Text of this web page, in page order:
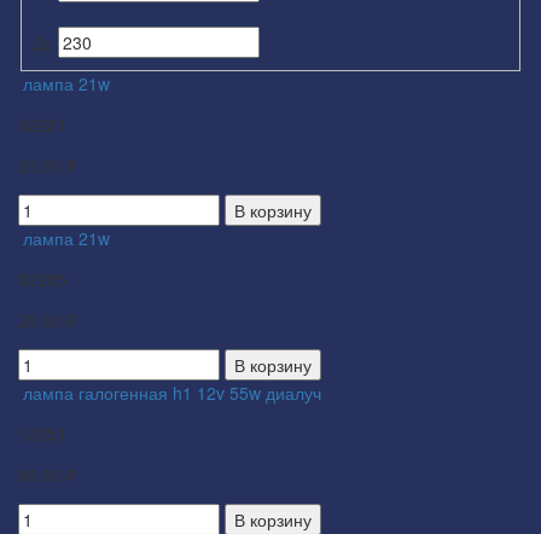
До
лампа 21w
92221
25.00 ₽
В корзину
лампа 21w
92205
28.00 ₽
В корзину
лампа галогенная h1 12v 55w диалуч
12551
98.00 ₽
В корзину